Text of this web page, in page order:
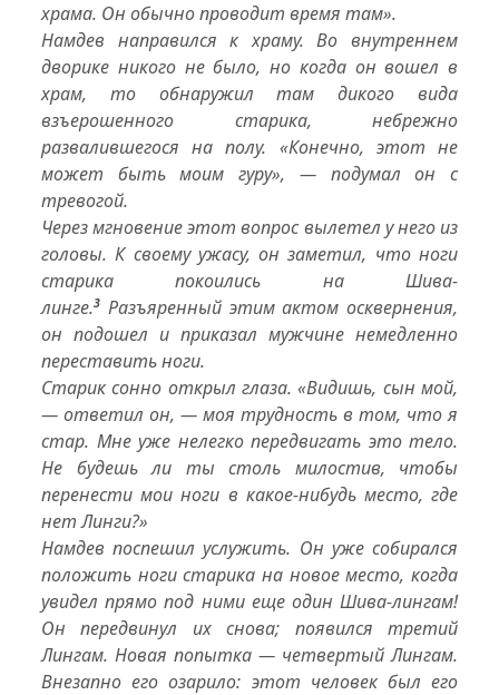
храма. Он обычно проводит время там».
Намдев направился к храму. Во внутреннем
дворике никого не было, но когда он вошел в
храм, то обнаружил там дикого вида
взъерошенного старика, небрежно
развалившегося на полу. «Конечно, этот не
может быть моим гуру», — подумал он с
тревогой.
Через мгновение этот вопрос вылетел у него из
головы. К своему ужасу, он заметил, что ноги
старика покоились на Шива-
линге.3 Разъяренный этим актом осквернения,
он подошел и приказал мужчине немедленно
переставить ноги.
Старик сонно открыл глаза. «Видишь, сын мой,
— ответил он, — моя трудность в том, что я
стар. Мне уже нелегко передвигать это тело.
Не будешь ли ты столь милостив, чтобы
перенести мои ноги в какое-нибудь место, где
нетЛинги?»
Намдев поспешил услужить. Он уже собирался
положить ноги старика на новое место, когда
увидел прямо под ними еще один Шива-лингам!
Он передвинул их снова; появился третий
Лингам. Новая попытка — четвертыйЛингам.
Внезапно его озарило: этот человек был его